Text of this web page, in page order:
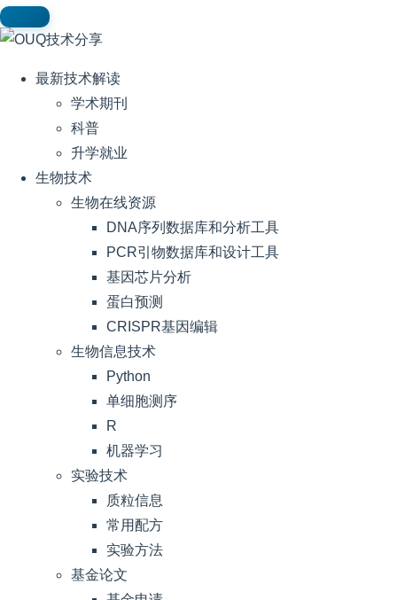
最新技术解读
学术期刊
科普
升学就业
生物技术
生物在线资源
DNA序列数据库和分析工具
PCR引物数据库和设计工具
基因芯片分析
蛋白预测
CRISPR基因编辑
生物信息技术
Python
单细胞测序
R
机器学习
实验技术
质粒信息
常用配方
实验方法
基金论文